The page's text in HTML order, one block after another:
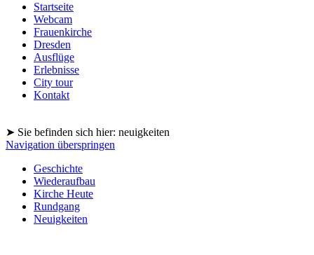
Startseite
Webcam
Frauenkirche
Dresden
Ausflüge
Erlebnisse
City tour
Kontakt
➤ Sie befinden sich hier: neuigkeiten
Navigation überspringen
Geschichte
Wiederaufbau
Kirche Heute
Rundgang
Neuigkeiten